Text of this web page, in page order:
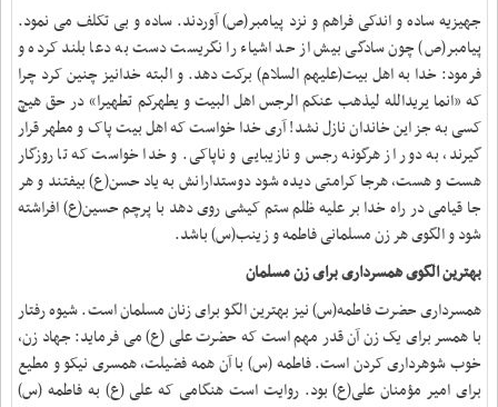
جهیزیه ساده و اندکی فراهم و نزد پیامبر(ص) آوردند. ساده و بی تکلف می نمود.
پیامبر(ص) چون سادگی بیش از حد اشیاء را نگریست دست به دعا بلند کرده و
فرمود: خدا به اهل بیت(علیهم السلام) برکت دهد. و البته خدانیز چنین کرد چرا
که «انما یریدالله لیذهب عنکم الرجس اهل البیت و یطهرکم تطهیرا» در حق هیچ
کسی به جز این خاندان نازل نشد! آری خدا خواست که اهل بیت پاک و مطهر قرار
گیرند، به دور از هرگونه رجس و نازیبایی و ناپاکی. و خدا خواست که تا روزگار
هست و هست، هرجا کرامتی دیده شود دوستدارانش به یاد حسن(ع) بیفتند و هر
جا قیامی در راه خدا بر علیه ظلم ستم کیشی روی دهد با پرچم حسین(ع) افراشته
شود و الگوی هر زن مسلمانی فاطمه و زینب(س) باشد.
بهترین الگوی همسرداری برای زن مسلمان
همسرداری حضرت فاطمه(س) نیز بهترین الگو برای زنان مسلمان است. شیوه رفتار
با همسر برای یک زن آن قدر مهم است که حضرت علی (ع) می فرماید: جهاد زن،
خوب شوهرداری کردن است.فاطمه (س) با آن همه فضیلت، همسری نیکو و مطیع
برای امیر مؤمنان علی(ع) بود. روایت است هنگامی که علی (ع) به فاطمه (س)